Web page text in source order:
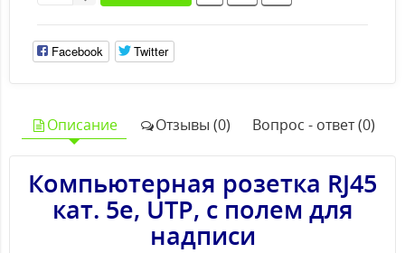
Facebook Twitter
Описание Отзывы (0) Вопрос - ответ (0)
Компьютерная розетка RJ45
кат. 5е, UTP, с полем для
надписи